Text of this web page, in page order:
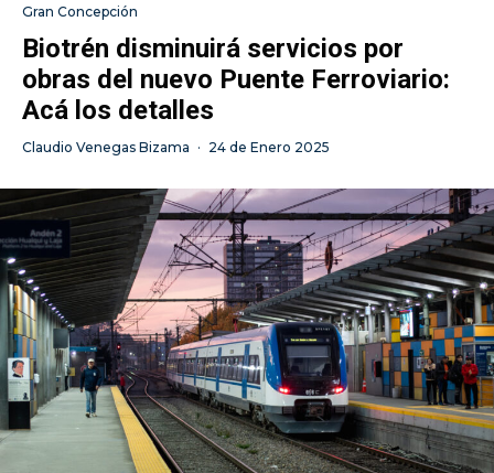
Gran Concepción
Biotrén disminuirá servicios por
obras del nuevo Puente Ferroviario:
Acá los detalles
Claudio Venegas Bizama · 24 de Enero 2025